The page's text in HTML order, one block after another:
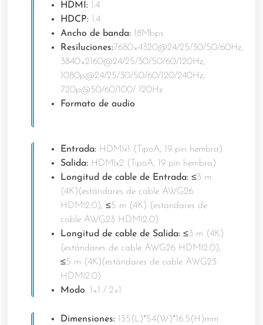
HDMI: 1.4
HDCP: 1.4
Ancho de banda: 18Mbps
Resiluciones:7680×4320@24/25/30/50/60Hz,
3840×2160@24/25/30/50/60/120Hz,
1080p@24/25/30/50/60/120/240Hz,
720p@50/60/100/ 120Hz
Formato de audio
Entrada: HDMIx1 (TipoA, 19 pin hembra)
Salida: HDMIx2 (TipoA, 19 pin hembra)
Longitud de cable de Entrada: ≤3 m
(4K)(estándares de cable AWG26
HDMI2.0), ≤5 m (4K) (estándares de
cable AWG23 HDMI2.0)
Longitud de cable de Salida: ≤3 m (4K)
(estándares de cable AWG26 HDMI2.0),
≤5 m (4K)(estándares de cable AWG23
HDMI2.0)
Modo: 1×1 / 2×1
Dimensiones: 135(L)*54(W)*16.5(H)mm